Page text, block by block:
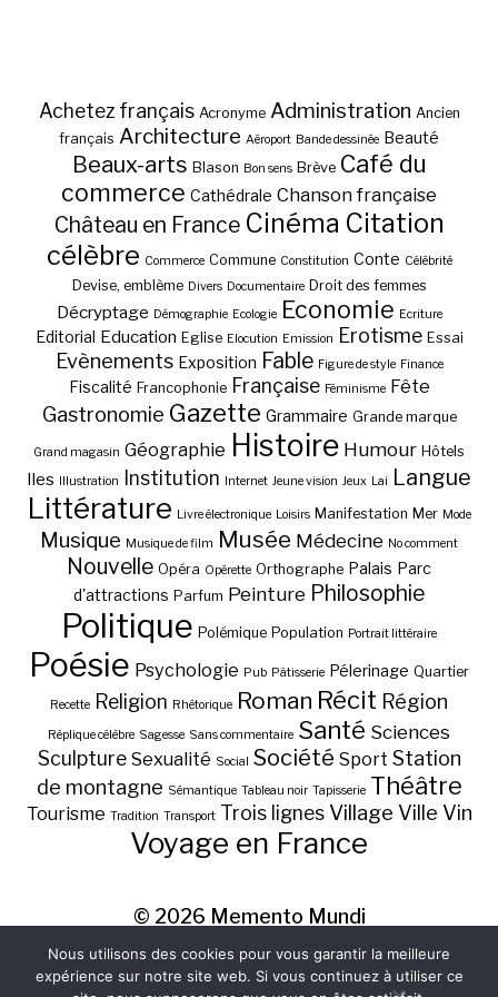
Achetez français Acronyme Administration Ancien
français Architecture Aéroport Bande dessinée Beauté
Beaux-arts Blason Bon sens Brève Café du
commerce Cathédrale Chanson française
Château en France Cinéma Citation
célèbre Commerce Commune Constitution Conte Célébrité
Devise, emblème Divers Documentaire Droit des femmes
Décryptage Démographie Ecologie Economie Ecriture
Editorial Education Eglise Elocution Emission Erotisme Essai
Evènements Exposition Fable Figure de style Finance
Fiscalité Francophonie Française Féminisme Fête
Gastronomie Gazette Grammaire Grande marque
Grand magasin Géographie Histoire Humour Hôtels
Iles Illustration Institution Internet Jeune vision Jeux Lai Langue
Littérature Livre électronique Loisirs Manifestation Mer Mode
Musique Musique de film Musée Médecine No comment
Nouvelle Opéra Opérette Orthographe Palais Parc
d'attractions Parfum Peinture Philosophie
Politique Polémique Population Portrait littéraire
Poésie Psychologie Pub Pâtisserie Pélerinage Quartier
Recette Religion Rhétorique Roman Récit Région
Réplique célèbre Sagesse Sans commentaire Santé Sciences
Sculpture Sexualité Social Société Sport Station
de montagne Sémantique Tableau noir Tapisserie Théâtre
Tourisme Tradition Transport Trois lignes Village Ville Vin
Voyage en France
© 2026 Memento Mundi
Nous utilisons des cookies pour vous garantir la meilleure
expérience sur notre site web. Si vous continuez à utiliser ce